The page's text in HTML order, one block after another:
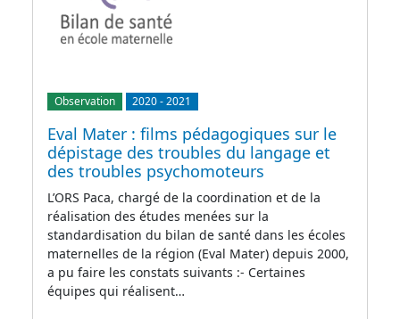
Observation 2020-2021
Eval Mater : films pédagogiques sur le
dépistage des troubles du langage et
des troubles psychomoteurs
L’ORS Paca, chargé de la coordination et de la
réalisation des études menées sur la
standardisation du bilan de santé dans les écoles
maternelles de la région (Eval Mater) depuis 2000,
a pu faire les constats suivants :- Certaines
équipes qui réalisent…